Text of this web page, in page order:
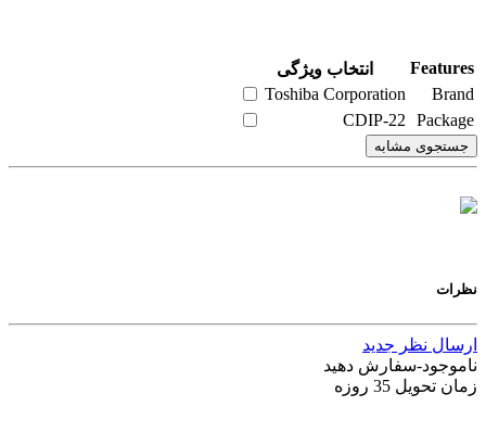
Features
انتخاب ویژگی
Brand
Toshiba Corporation
Package
CDIP-22
جستجوی مشابه
نظرات
ارسال نظر جدید
ناموجود-سفارش دهید
زمان تحویل 35 روزه